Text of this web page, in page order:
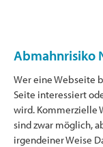
Abmahnrisiko
Wer eine Webseite
Seite interessiert
wird. Kommerzielle
sind zwar möglich,
irgendeiner Weise